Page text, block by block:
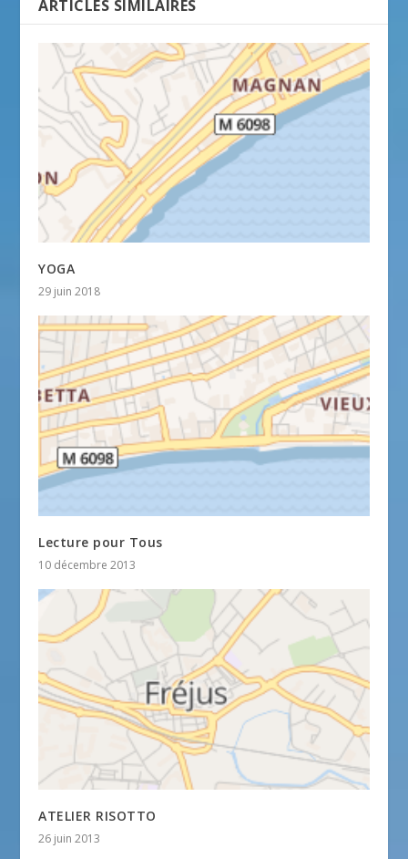
ARTICLES SIMILAIRES
YOGA
29 juin 2018
Lecture pour Tous
10 décembre 2013
ATELIER RISOTTO
26 juin 2013